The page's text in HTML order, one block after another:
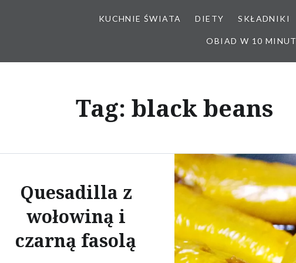
KUCHNIE ŚWIATA DIETY SKŁADNIKI
OBIAD W 10 MINUT
Tag: black beans
Quesadilla z
wołowiną i
czarną fasolą